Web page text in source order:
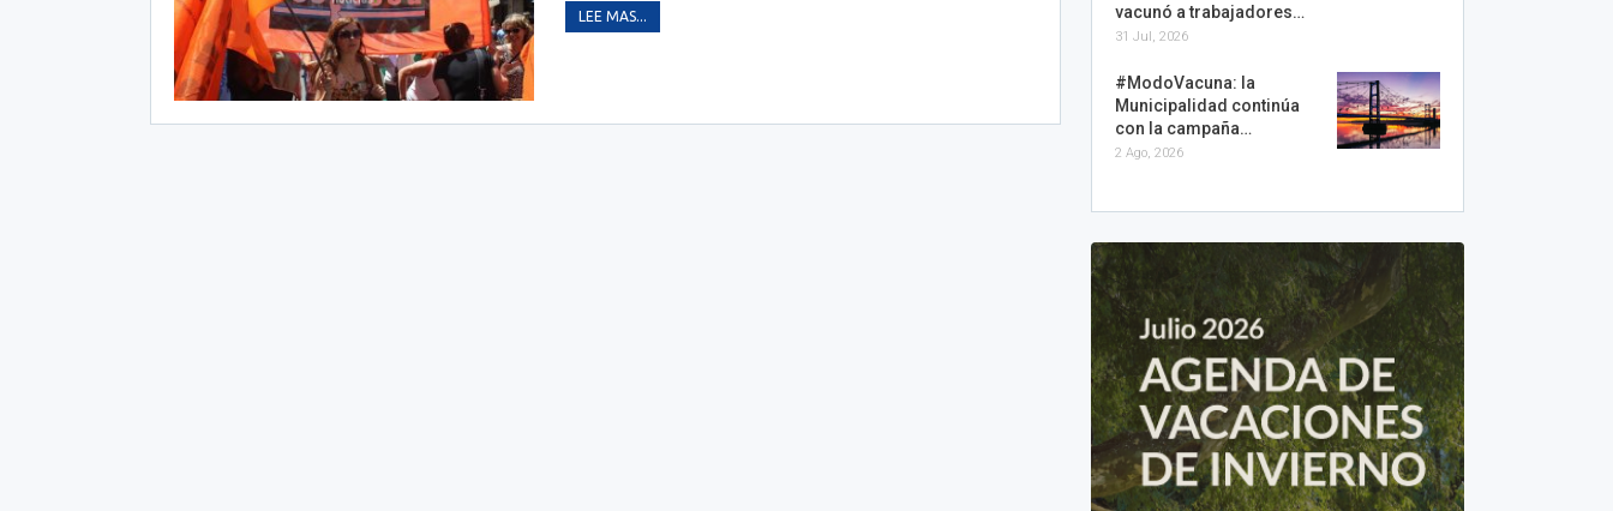
LEE MAS...
vacunó a trabajadores…
31 Jul, 2026
#ModoVacuna: la
Municipalidad continúa
con la campaña…
2 Ago, 2026